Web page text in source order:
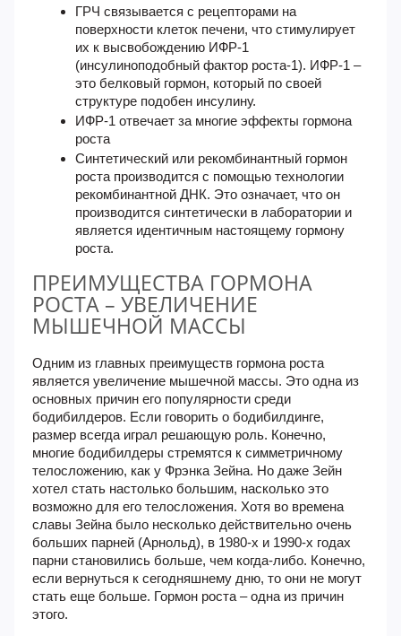
ГРЧ связывается с рецепторами на
поверхности клеток печени, что стимулирует
их к высвобождению ИФР-1
(инсулиноподобный фактор роста-1). ИФР-1 –
это белковый гормон, который по своей
структуре подобен инсулину.
ИФР-1 отвечает за многие эффекты гормона
роста
Синтетический или рекомбинантный гормон
роста производится с помощью технологии
рекомбинантной ДНК. Это означает, что он
производится синтетически в лаборатории и
является идентичным настоящему гормону
роста.
ПРЕИМУЩЕСТВА ГОРМОНА
РОСТА – УВЕЛИЧЕНИЕ
МЫШЕЧНОЙ МАССЫ
Одним из главных преимуществ гормона роста
является увеличение мышечной массы. Это одна из
основных причин его популярности среди
бодибилдеров. Если говорить о бодибилдинге,
размер всегда играл решающую роль. Конечно,
многие бодибилдеры стремятся к симметричному
телосложению, как у Фрэнка Зейна. Но даже Зейн
хотел стать настолько большим, насколько это
возможно для его телосложения. Хотя во времена
славы Зейна было несколько действительно очень
больших парней (Арнольд), в 1980-х и 1990-х годах
парни становились больше, чем когда-либо. Конечно,
если вернуться к сегодняшнему дню, то они не могут
стать еще больше. Гормон роста – одна из причин
этого.